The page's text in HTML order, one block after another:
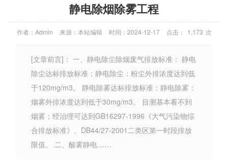
静电除烟除雾工程
作者：Admin 来源：本站编辑 时间：2024-12-17 点击： 1,173 次
[文章前言]： 一、静电除尘除烟废气排放标准： 静电
除尘达标排放标准：静电除尘：粉尘外排浓度达到低
于120mg/m3。 静电除雾达标排放标准：静电除雾：
烟雾外排浓度达到低于30mg/m3。 目测基本看不到
烟雾；经治理可达到GB16297-1996《大气污染物综
合排放标准》、DB44/27-2001二类区第一时段排放
限值。 二、酸雾静电……